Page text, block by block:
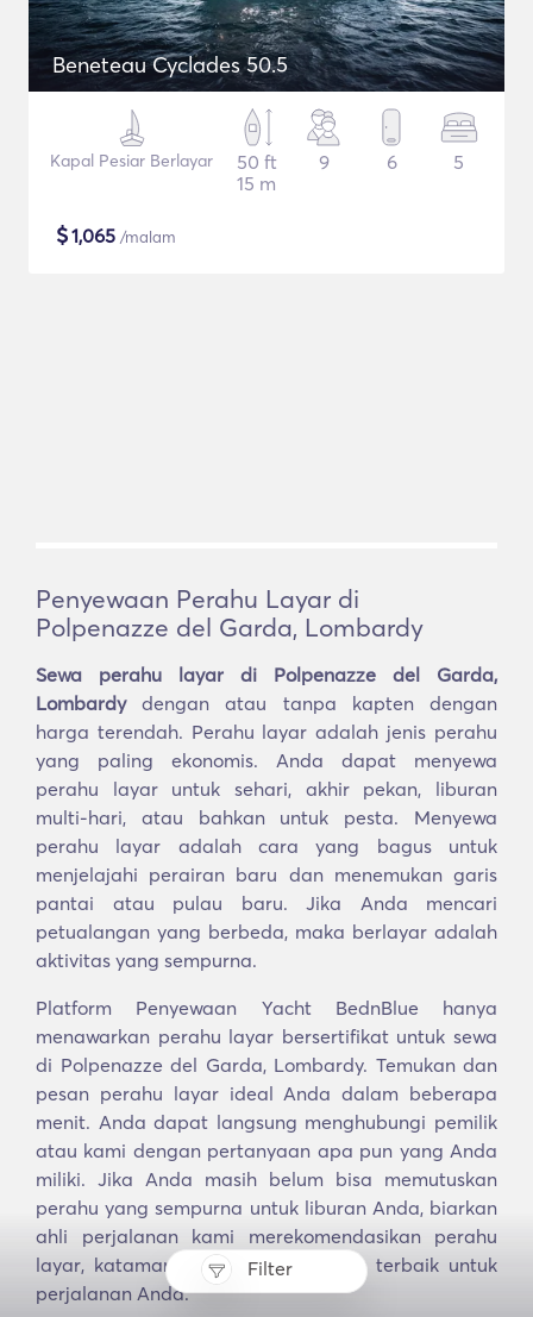
Filter
Beneteau Cyclades 50.5
Kapal Pesiar Berlayar
50 ft
15 m
9 6 5
$1,065 /malam
Penyewaan Perahu Layar di
Polpenazze del Garda, Lombardy
Sewa perahu layar di Polpenazze del Garda,
Lombardydengan atau tanpa kapten dengan
harga terendah. Perahu layar adalah jenis perahu
yang paling ekonomis. Anda dapat menyewa
perahu layar untuk sehari, akhir pekan, liburan
multi-hari, atau bahkan untuk pesta. Menyewa
perahu layar adalah cara yang bagus untuk
menjelajahi perairan baru dan menemukan garis
pantai atau pulau baru. Jika Anda mencari
petualangan yang berbeda, maka berlayar adalah
aktivitas yang sempurna.
Platform Penyewaan Yacht BednBlue hanya
menawarkan perahu layar bersertifikat untuk sewa
di Polpenazze del Garda, Lombardy. Temukan dan
pesan perahu layar ideal Anda dalam beberapa
menit. Anda dapat langsung menghubungi pemilik
atau kami dengan pertanyaan apa pun yang Anda
miliki. Jika Anda masih belum bisa memutuskan
perahu yang sempurna untuk liburan Anda, biarkan
ahli perjalanan kami merekomendasikan perahu
layar, katamaran, atau yacht motor terbaik untuk
perjalanan Anda.